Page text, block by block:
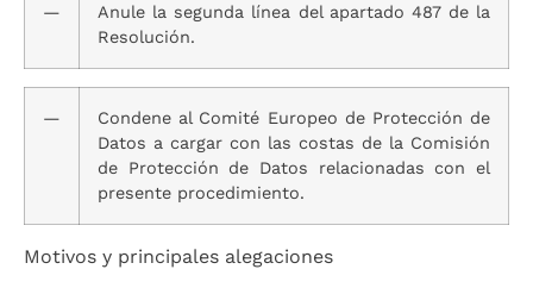
—
Anule la segunda línea del apartado 487 de la
Resolución.
—
Condene al Comité Europeo de Protección de
Datos a cargar con las costas de la Comisión
de Protección de Datos relacionadas con el
presente procedimiento.
Motivos y principales alegaciones